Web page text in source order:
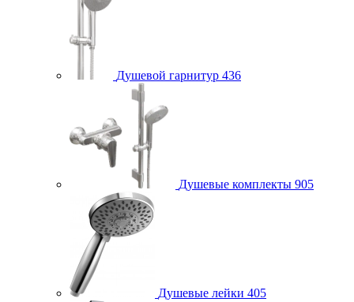
Душевой гарнитур 436
Душевые комплекты 905
Душевые лейки 405